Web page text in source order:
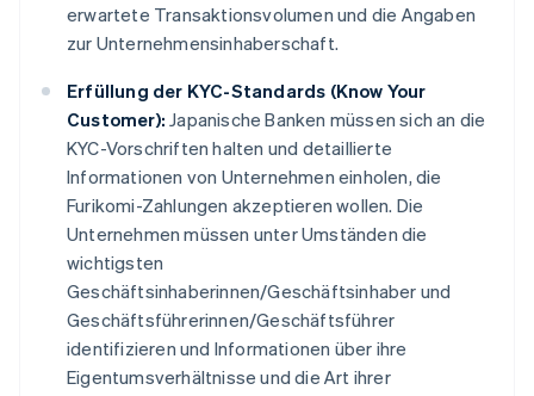
erwartete Transaktionsvolumen und die Angaben
zur Unternehmensinhaberschaft.
Erfüllung der KYC-Standards (Know Your
Customer): Japanische Banken müssen sich an die
KYC-Vorschriften halten und detaillierte
Informationen von Unternehmen einholen, die
Furikomi-Zahlungen akzeptieren wollen. Die
Unternehmen müssen unter Umständen die
wichtigsten
Geschäftsinhaberinnen/Geschäftsinhaber und
Geschäftsführerinnen/Geschäftsführer
identifizieren und Informationen über ihre
Eigentumsverhältnisse und die Art ihrer